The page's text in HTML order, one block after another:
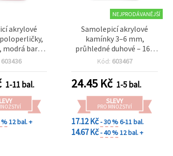
akrylové
barva
ks
603436
1-11 bal.
%12 bal. +
NEJPRODÁVANĚJŠÍ
Samolepicí akrylové
kamínky 3–6 mm,
průhledné duhové – 165
ks
Kód: 603467
24.45 Kč 1-5 bal.
SLEVY
PRO MNOŽSTVÍ
17.12 Kč- 30 %6-11 bal.
14.67 Kč- 40 %12 bal. +